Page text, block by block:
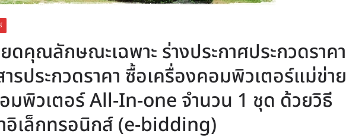
ยดคุณลักษณะเฉพาะ ร่างประกาศประกวดราคา
ารประกวดราคา ซื้อเครื่องคอมพิวเตอร์แม่ข่าย
มพิวเตอร์ All-In-one จำนวน 1 ชุด ด้วยวิธี
อิเล็กทรอนิกส์ (e-bidding)